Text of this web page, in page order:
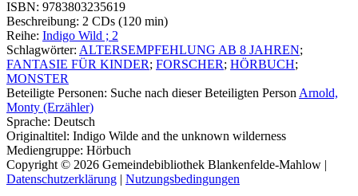
ISBN: 9783803235619
Beschreibung: 2 CDs (120 min)
Reihe: Indigo Wild ; 2
Schlagwörter: ALTERSEMPFEHLUNG AB 8 JAHREN;
FANTASIE FÜR KINDER; FORSCHER; HÖRBUCH;
MONSTER
Beteiligte Personen: Suche nach dieser Beteiligten Person Arnold,
Monty (Erzähler)
Sprache: Deutsch
Originaltitel: Indigo Wilde and the unknown wilderness
Mediengruppe: Hörbuch
Copyright © 2026 Gemeindebibliothek Blankenfelde-Mahlow |
Datenschutzerklärung | Nutzungsbedingungen